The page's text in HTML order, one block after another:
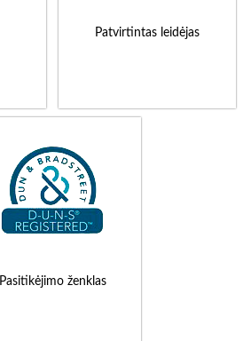
Patvirtintas leidėjas
Pasitikėjimo ženklas